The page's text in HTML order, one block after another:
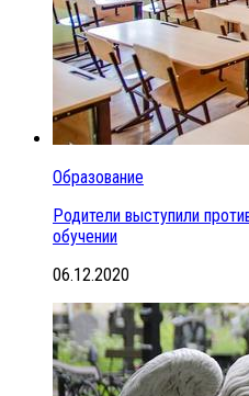
Образование
Родители выступили
обучении
06.12.2020